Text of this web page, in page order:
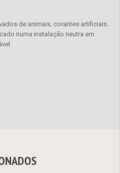
de animais, corantes artificiais.
numa instalação neutra em